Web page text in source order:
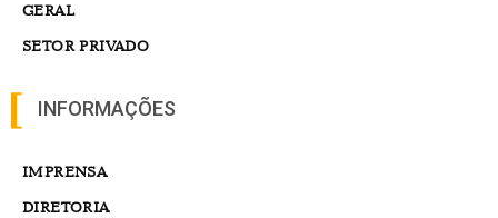
GERAL
SETOR PRIVADO
INFORMAÇÕES
IMPRENSA
DIRETORIA